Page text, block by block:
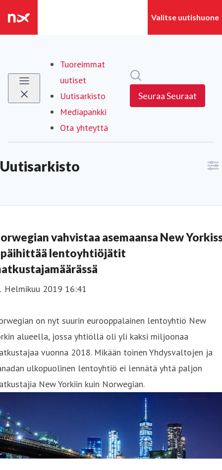
Tuoreimmat
uutiset
Uutisarkisto
Mediapankki
Ota yhteyttä
SeuraaSeuraat
Uutisarkisto
vahvistaa asemaansa New
lentoyhtiöjätit
Helmikuu 2019 16:41
on nyt suurin eurooppalainen lentoyhtiö New
alueella, jossa yhtiöllä oli yli kaksi miljoonaa
vuonna 2018. Mikään toinen Yhdysvaltojen ja
ulkopuolinen lentoyhtiö ei lennätä yhtä paljon
New Yorkiin kuin Norwegian.